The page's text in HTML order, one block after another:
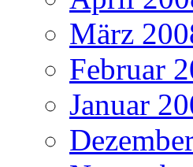
März
Februar
Januar